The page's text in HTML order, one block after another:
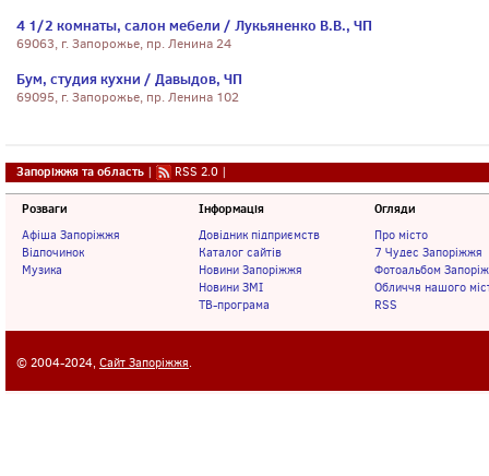
4 1/2 комнаты, салон мебели / Лукьяненко В.В., ЧП
69063, г. Запорожье, пр. Ленина 24
Бум, студия кухни / Давыдов, ЧП
69095, г. Запорожье, пр. Ленина 102
Запоріжжя та область | RSS 2.0 |
Розваги
Афіша Запоріжжя
Відпочинок
Музика
Інформація
Довідник підприємств
Каталог сайтів
Новини Запоріжжя
Новини ЗМІ
ТВ-програма
Огляди
Про місто
7 Чудес Запоріжжя
Фотоальбом
Обличчя нашого
RSS
© 2004-2024, Сайт Запоріжжя.